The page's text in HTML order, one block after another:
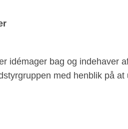
idémager bag og indehaver
med henblik på